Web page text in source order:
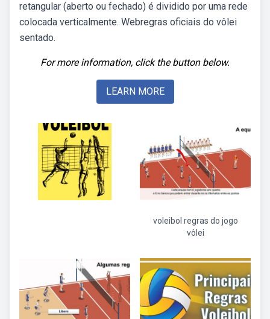
retangular (aberto ou fechado) é dividido por uma rede
colocada verticalmente. Webregras oficiais do vôlei
sentado.
For more information, click the button below.
LEARN MORE
voleibol regras do jogo
vôlei